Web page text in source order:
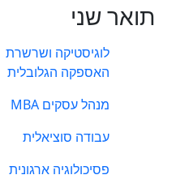
תואר שני
לוגיסטיקה ושרשרת
האספקה הגלובלית
מנהל עסקים MBA
עבודה סוציאלית
פסיכולוגיה ארגונית